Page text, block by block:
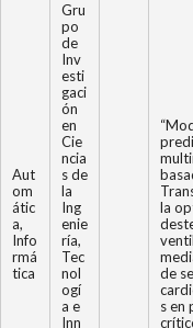
Aut
om
átic
a,
Info
rmá
tica
Gru
po
de
Inv
esti
gaci
ón
en
Cie
ncia
s de
la
Ing
enie
ría,
Tec
nol
ogí
a e
Inn
la
de
s en